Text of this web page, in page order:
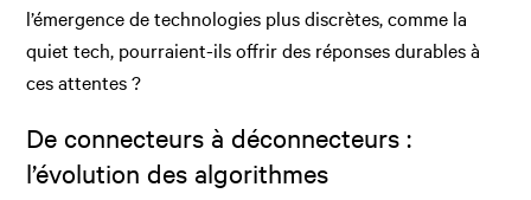
l’émergence de technologies plus discrètes, comme la
quiet tech, pourraient-ils offrir des réponses durables à
ces attentes ?
De connecteurs à déconnecteurs :
l’évolution des algorithmes